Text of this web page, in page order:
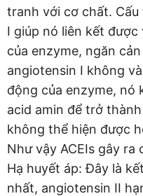
tranh với cơ chất.
I giúp nó liên kết
của enzyme, ngăn
angiotensin I không
động của enzyme,
acid amin để trở
không thể hiện được
Như vậy ACEIs gây ra
Hạ huyết áp: Đây là
nhất, angiotensin II